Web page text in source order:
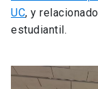
UC, y
estudiantil.